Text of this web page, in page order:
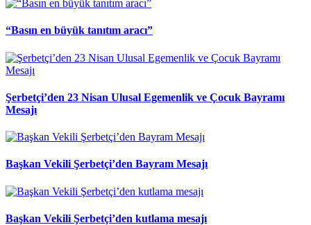
“Basın en büyük tanıtım aracı”
Şerbetçi’den 23 Nisan Ulusal Egemenlik ve Çocuk Bayramı
Mesajı
Başkan Vekili Şerbetçi’den Bayram Mesajı
Başkan Vekili Şerbetçi’den kutlama mesajı